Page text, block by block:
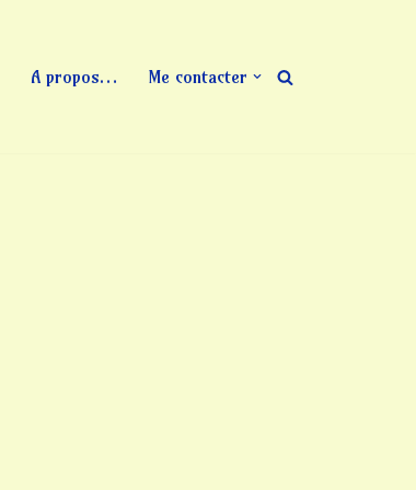
A propos… Me contacter